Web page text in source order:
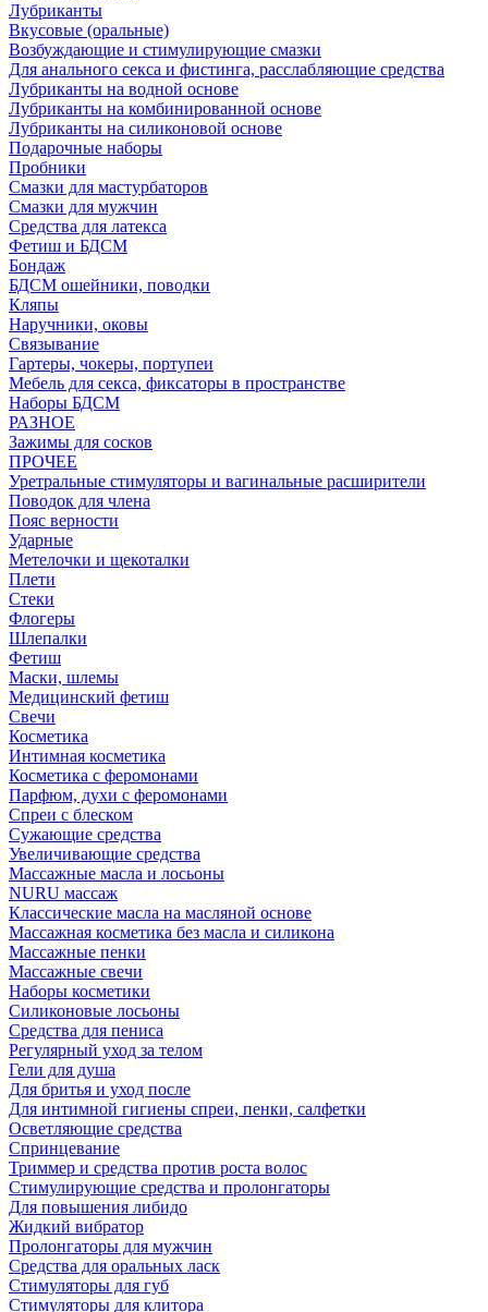
Лубриканты
Вкусовые (оральные)
Возбуждающие и стимулирующие смазки
Для анального секса и фистинга, расслабляющие средства
Лубриканты на водной основе
Лубриканты на комбинированной основе
Лубриканты на силиконовой основе
Подарочные наборы
Пробники
Смазки для мастурбаторов
Смазки для мужчин
Средства для латекса
Фетиш и БДСМ
Бондаж
БДСМ ошейники, поводки
Кляпы
Наручники, оковы
Связывание
Гартеры, чокеры, портупеи
Мебель для секса, фиксаторы в пространстве
Наборы БДСМ
РАЗНОЕ
Зажимы для сосков
ПРОЧЕЕ
Уретральные стимуляторы и вагинальные расширители
Поводок для члена
Пояс верности
Ударные
Метелочки и щекоталки
Плети
Стеки
Флогеры
Шлепалки
Фетиш
Маски, шлемы
Медицинский фетиш
Свечи
Косметика
Интимная косметика
Косметика с феромонами
Парфюм, духи с феромонами
Спреи с блеском
Сужающие средства
Увеличивающие средства
Массажные масла и лосьоны
NURU массаж
Классические масла на масляной основе
Массажная косметика без масла и силикона
Массажные пенки
Массажные свечи
Наборы косметики
Силиконовые лосьоны
Средства для пениса
Регулярный уход за телом
Гели для душа
Для бритья и уход после
Для интимной гигиены спреи, пенки, салфетки
Осветляющие средства
Спринцевание
Триммер и средства против роста волос
Стимулирующие средства и пролонгаторы
Для повышения либидо
Жидкий вибратор
Пролонгаторы для мужчин
Средства для оральных ласк
Стимуляторы для губ
Стимуляторы для клитора